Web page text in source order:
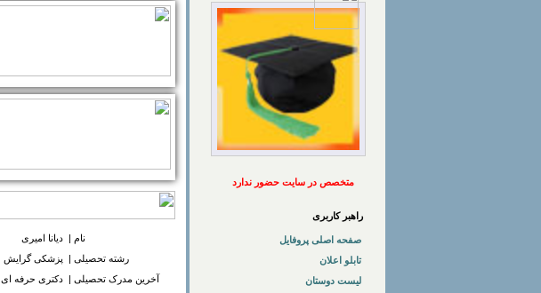
متخصص در سایت حضور ندارد
راهبر کاربری
صفحه اصلی پروفایل
تابلو اعلان
لیست دوستان
نام | دیانا امیری
رشته تحصیلی |
پزشکی گرایش
آخرین مدرک تحصیلی | دکتری حرفه ای